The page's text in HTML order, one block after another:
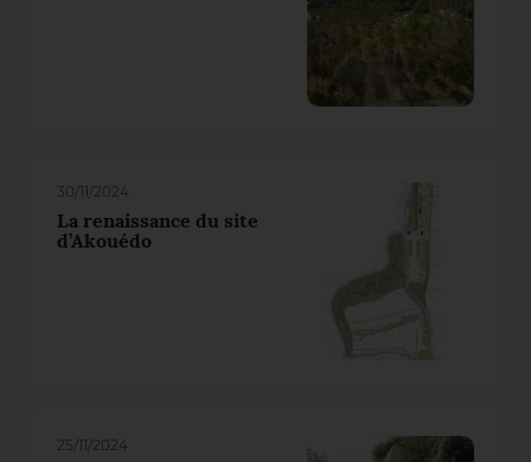
30/11/2024
La renaissance du site
d’Akouédo
25/11/2024